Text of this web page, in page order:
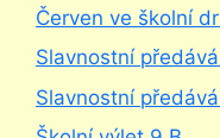
Červen ve školní
Slavnostní
Slavnostní